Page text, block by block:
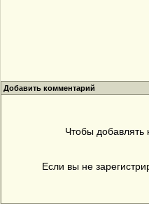
Добавить комментарий
Чтобы добавлять
Если вы не